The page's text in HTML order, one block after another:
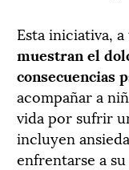
Esta iniciativa,
muestran el
consecuencias
acompañar a
vida por sufrir
incluyen
enfrentarse a